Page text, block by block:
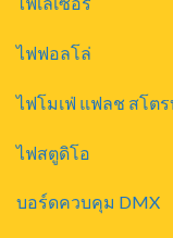
ไฟฟอลโล่
ไฟโมเฟ่ แฟลช สโตร
ไฟสตูดิโอ
บอร์ดควบคุม DMX